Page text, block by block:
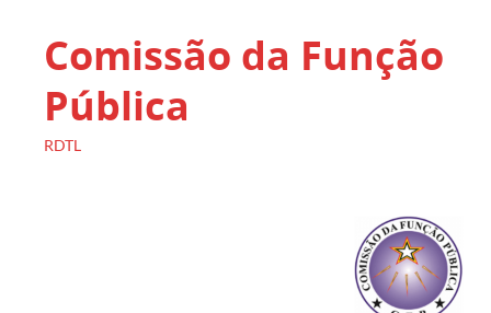
Comissão da Função
Pública
RDTL